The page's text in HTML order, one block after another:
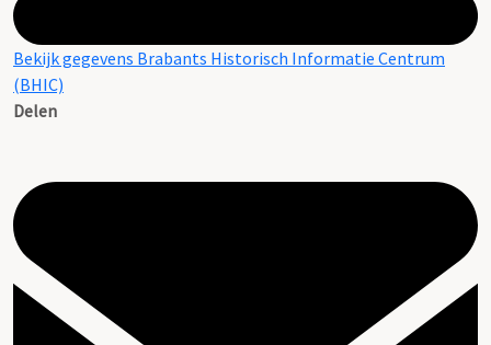
Bekijk gegevens Brabants Historisch Informatie Centrum
(BHIC)
Delen